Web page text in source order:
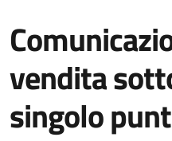
vendita
singolo